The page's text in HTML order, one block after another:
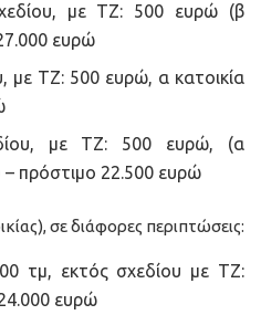
με ΤΖ: 500 ευρώ (β
ευρώ
με ΤΖ: 500 ευρώ, α κατοικία
με ΤΖ: 500 ευρώ, (α
– πρόστιμο 22.500 ευρώ
σε διάφορες περιπτώσεις:
τμ, εκτός σχεδίου με ΤΖ:
ευρώ